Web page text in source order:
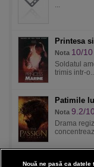
...
Printesa
Nota 10/10
Soldatul
trimis intr-
Patimile
Nota 9.2/10
Drama
Nouă ne pasă ca